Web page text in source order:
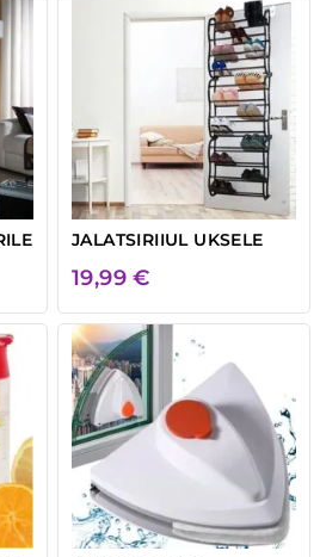
JALATSIRIIUL UKSELE
19,99€